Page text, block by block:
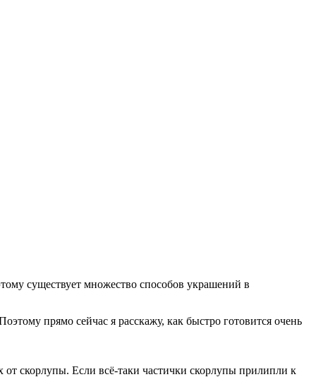
существует множество способов украшений в
прямо сейчас я расскажу, как быстро готовится очень
скорлупы. Если всё-таки частички скорлупы прилипли к